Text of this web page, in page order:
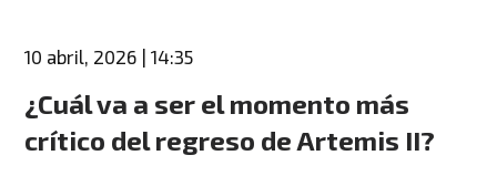
10 abril, 2026 | 14:35
¿Cuál va a ser el momento más
crítico del regreso de Artemis II?